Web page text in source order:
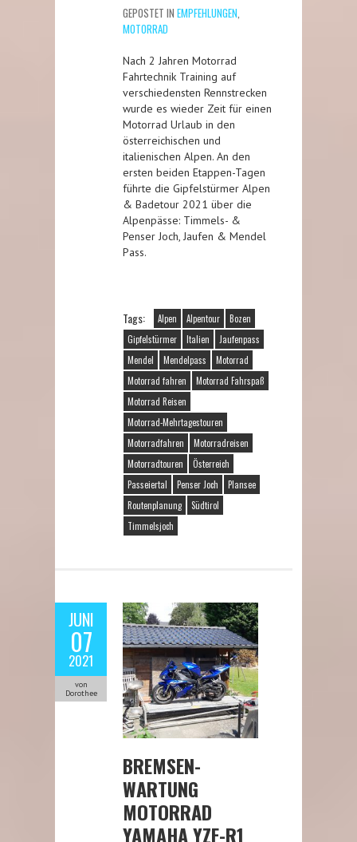
GEPOSTET IN EMPFEHLUNGEN,
MOTORRAD
Nach 2 Jahren Motorrad
Fahrtechnik Training auf
verschiedensten Rennstrecken
wurde es wieder Zeit für einen
Motorrad Urlaub in den
österreichischen und
italienischen Alpen. An den
ersten beiden Etappen-Tagen
führte die Gipfelstürmer Alpen
& Badetour 2021 über die
Alpenpässe: Timmels- &
Penser Joch, Jaufen & Mendel
Pass.
Tags: Alpen Alpentour
Bozen
Gipfelstürmer
Italien
Jaufenpass
Mendel
Mendelpass
Motorrad
Motorrad fahren
Motorrad Fahrspaß
Motorrad Reisen
Motorrad-Mehrtagestouren
Motorradfahren
Motorradreisen
Motorradtouren
Österreich
Passeiertal
Penser Joch
Plansee
Routenplanung
Südtirol
Timmelsjoch
JUNI
07
2021
von
Dorothee
BREMSEN-
WARTUNG
MOTORRAD
YAMAHA YZF-R1